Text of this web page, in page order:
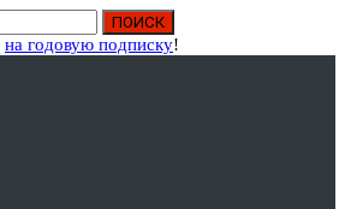
на годовую подписку!